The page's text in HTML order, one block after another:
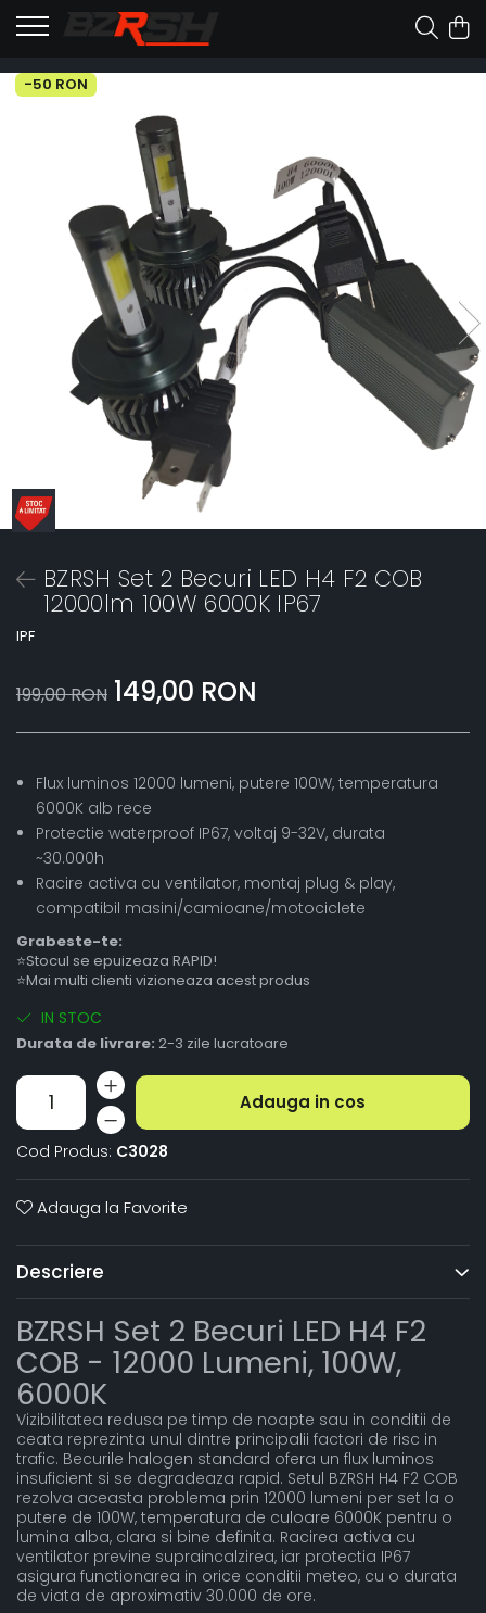
-50 RON
BZRSH Set 2 Becuri LED H4 F2 COB
12000lm 100W 6000K IP67
IPF
199,00 RON 149,00 RON
Flux luminos 12000 lumeni, putere 100W, temperatura
6000K alb rece
Protectie waterproof IP67, voltaj 9-32V, durata
~30.000h
Racire activa cu ventilator, montaj plug & play,
compatibil masini/camioane/motociclete
Grabeste-te:
⭐Stocul se epuizeaza RAPID!
⭐Mai multi clienti vizioneaza acest produs
IN STOC
Durata de livrare: 2-3 zile lucratoare
Adauga in cos
Cod Produs: C3028
Adauga la Favorite
Descriere
BZRSH Set 2 Becuri LED H4 F2
COB - 12000 Lumeni, 100W,
6000K
Vizibilitatea redusa pe timp de noapte sau in conditii de
ceata reprezinta unul dintre principalii factori de risc in
trafic. Becurile halogen standard ofera un flux luminos
insuficient si se degradeaza rapid. Setul BZRSH H4 F2 COB
rezolva aceasta problema prin 12000 lumeni per set la o
putere de 100W, temperatura de culoare 6000K pentru o
lumina alba, clara si bine definita. Racirea activa cu
ventilator previne supraincalzirea, iar protectia IP67
asigura functionarea in orice conditii meteo, cu o durata
de viata de aproximativ 30.000 de ore.